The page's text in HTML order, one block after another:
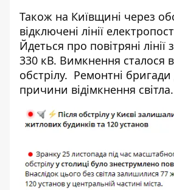
Також на Київщині через
відключені лінії
Йдеться про повітряні
330 кВ. Вимкнення сталося
обстрілу. Ремонтні
причини відімкнення світла.